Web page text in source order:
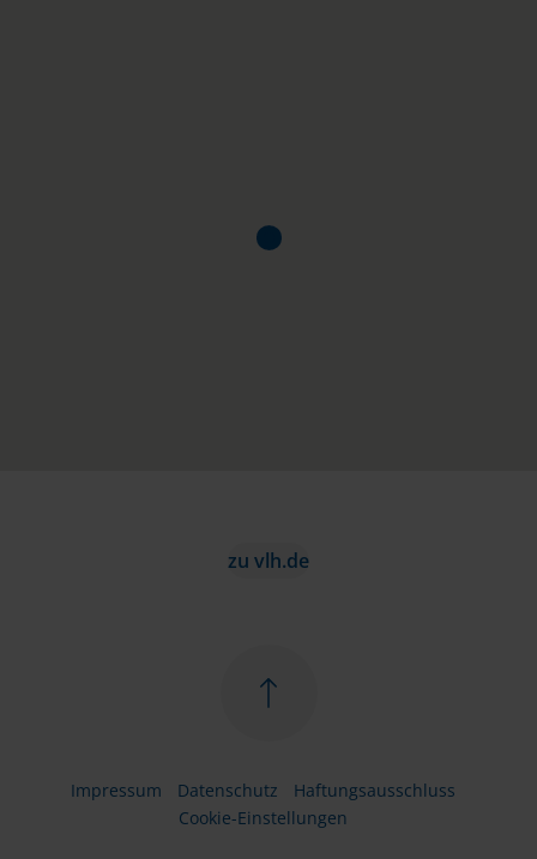
zu vlh.de
Impressum Datenschutz
Haftungsausschluss
Cookie-Einstellungen